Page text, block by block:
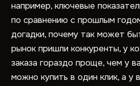
например, ключевые
по сравнению с прошлым
догадки, почему так может
рынок пришли конкуренты, у
заказа гораздо проще, чем у
можно купить в один клик, а у